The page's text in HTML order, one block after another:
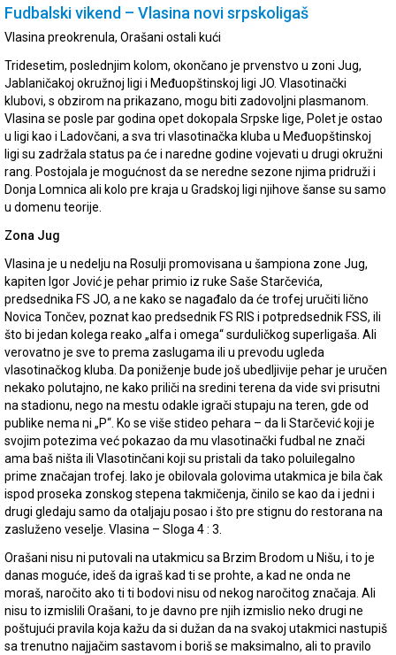
Fudbalski vikend – Vlasina novi srpskoligaš
Vlasina preokrenula, Orašani ostali kući
Tridesetim, poslednjim kolom, okončano je prvenstvo u zoni Jug,
Jablaničakoj okružnoj ligi i Međuopštinskoj ligi JO. Vlasotinački
klubovi, s obzirom na prikazano, mogu biti zadovoljni plasmanom.
Vlasina se posle par godina opet dokopala Srpske lige, Polet je ostao
u ligi kao i Ladovčani, a sva tri vlasotinačka kluba u Međuopštinskoj
ligi su zadržala status pa će i naredne godine vojevati u drugi okružni
rang. Postojala je mogućnost da se neredne sezone njima pridruži i
Donja Lomnica ali kolo pre kraja u Gradskoj ligi njihove šanse su samo
u domenu teorije.
Zona Jug
Vlasina je u nedelju na Rosulji promovisana u šampiona zone Jug,
kapiten Igor Jović je pehar primio iz ruke Saše Starčevića,
predsednika FS JO, a ne kako se nagađalo da će trofej uručiti lično
Novica Tončev, poznat kao predsednik FS RIS i potpredsednik FSS, ili
što bi jedan kolega reako „alfa i omega“ surduličkog superligaša. Ali
verovatno je sve to prema zaslugama ili u prevodu ugleda
vlasotinačkog kluba. Da poniženje bude još ubedljivije pehar je uručen
nekako polutajno, ne kako priliči na sredini terena da vide svi prisutni
na stadionu, nego na mestu odakle igrači stupaju na teren, gde od
publike nema ni „P“. Ko se više stideo pehara – da li Starčević koji je
svojim potezima već pokazao da mu vlasotinački fudbal ne znači
ama baš ništa ili Vlasotinčani koji su pristali da tako poluilegalno
prime značajan trofej. Iako je obilovala golovima utakmica je bila čak
ispod proseka zonskog stepena takmičenja, činilo se kao da i jedni i
drugi gledaju samo da otaljaju posao i što pre stignu do restorana na
zasluženo veselje. Vlasina – Sloga 4 : 3.
Orašani nisu ni putovali na utakmicu sa Brzim Brodom u Nišu, i to je
danas moguće, ideš da igraš kad ti se prohte, a kad ne onda ne
moraš, naročito ako ti ti bodovi nisu od nekog naročitog značaja. Ali
nisu to izmislili Orašani, to je davno pre njih izmislio neko drugi ne
poštujući pravila koja kažu da si dužan da na svakoj utakmici nastupiš
sa trenutno najjačim sastavom i boriš se maksimalno, ali to pravilo